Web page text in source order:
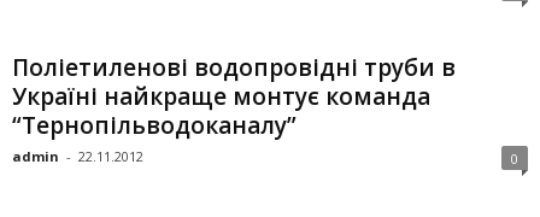
Поліетиленові водопровідні труби в
Україні найкраще монтує команда
“Тернопільводоканалу”
admin - 22.11.2012 0